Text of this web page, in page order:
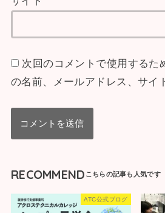
次回のコメントで使用するた
の名前、メールアドレス、サイ
RECOMMEND
ATC公式ブログ